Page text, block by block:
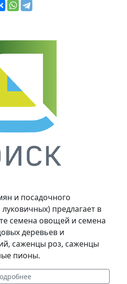
и посадочного
предлагает в
семена овощей и семена
деревьев и
саженцы роз, саженцы
пионы.